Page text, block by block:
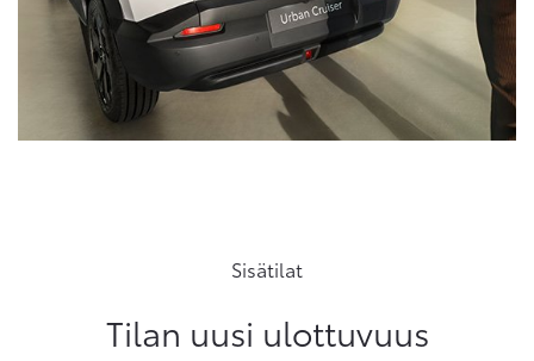
Sisätilat
Tilan uusi ulottuvuus